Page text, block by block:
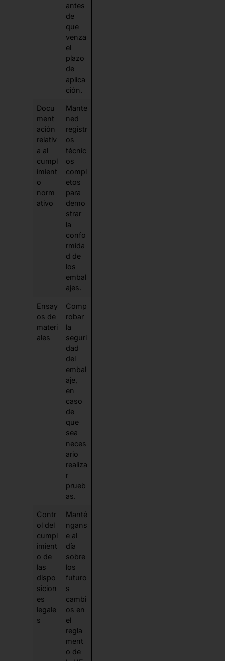
antes
de
que
venza
el
plazo
de
aplica
ción.
Docu
ment
ación
relativ
a al
cumpl
imient
o
norm
ativo
Mante
ned
registr
os
técnic
os
compl
etos
para
demo
strar
la
confo
rmida
d de
los
embal
ajes.
Ensay
os de
materi
ales
Comp
robar
la
seguri
dad
del
embal
aje,
en
caso
de
que
sea
neces
ario
realiza
r
prueb
as.
Contr
ol del
cumpl
imient
o de
las
dispo
sicion
es
legale
s
Manté
ngans
e al
día
sobre
los
futuro
s
cambi
os en
el
regla
ment
o de